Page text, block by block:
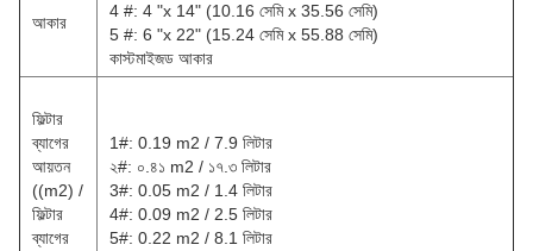
আকার
4 #: 4 "x 14" (10.16 সেমি x 35.56 সেমি)
5 #: 6 "x 22" (15.24 সেমি x 55.88 সেমি)
কাস্টমাইজড আকার
ফিল্টার
ব্যাগের
আয়তন
((m2) /
ফিল্টার
ব্যাগের
1#: 0.19 m2 / 7.9 লিটার
২#: ০.৪১ m2 / ১৭.৩ লিটার
3#: 0.05 m2 / 1.4 লিটার
4#: 0.09 m2 / 2.5 লিটার
5#: 0.22 m2 / 8.1 লিটার